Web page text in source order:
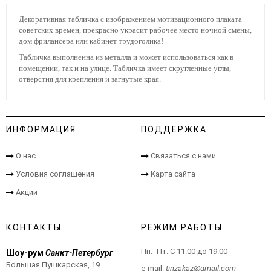
Декоративная табличка с изображением мотивационного плаката
советских времен, прекрасно украсит рабочее место ночной смены,
дом фрилансера или кабинет трудоголика!
Табличка выполненна из металла и может использоваться как в
помещении, так и на улице. Табличка имеет скругленные углы,
отверстия для крепления и загнутые края.
ИНФОРМАЦИЯ
О нас
Условия соглашения
Акции
ПОДДЕРЖКА
Связаться с нами
Карта сайта
КОНТАКТЫ
Шоу-рум Санкт-Петербург
Большая Пушкарская, 19
РЕЖИМ РАБОТЫ
Пн.- Пт. С 11.00 до 19.00
e-mail: tinzakaz@gmail.com